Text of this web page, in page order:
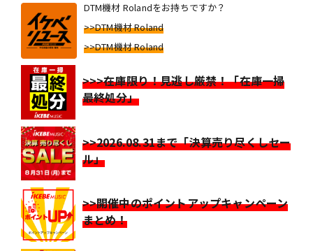
DTM機材 Rolandをお持ちですか？
>>DTM機材 Roland
>>DTM機材 Roland
>>>在庫限り！見逃し厳禁！「在庫一掃
最終処分」
>>2026.08.31まで「決算売り尽くしセー
ル」
>>開催中のポイントアップキャンペーン
まとめ！